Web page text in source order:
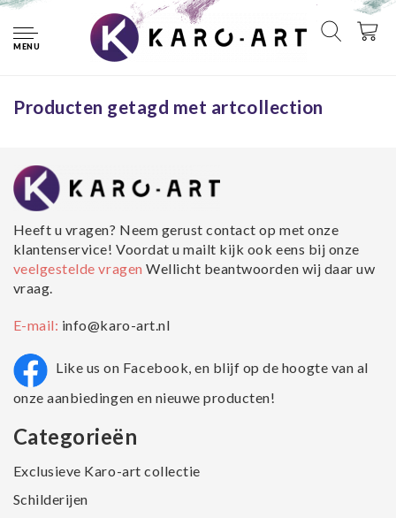
MENU
artcollection
Geen producten gevonden!...
Producten getagd met artcollection
Heeft u vragen? Neem gerust contact op met onze
klantenservice! Voordat u mailt kijk ook eens bij onze
veelgestelde vragenWellicht beantwoorden wij daar uw
vraag.
E-mail: info@karo-art.nl
Like us on Facebook, en blijf op de hoogte van al
onze aanbiedingen en nieuwe producten!
Categorieën
Exclusieve Karo-art collectie
Schilderijen